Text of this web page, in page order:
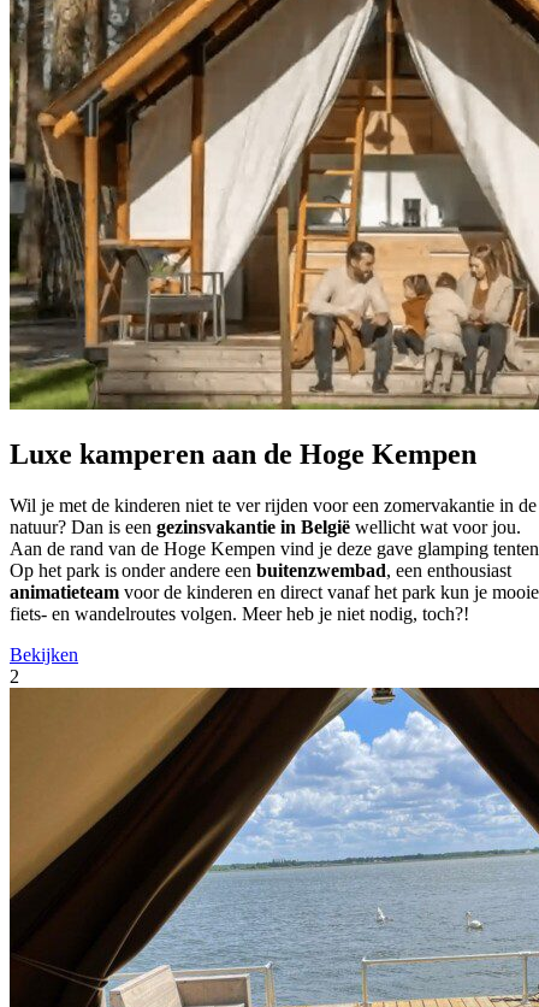
Luxe kamperen aan de Hoge Kempen
Wil je met de kinderen niet te ver rijden voor een zomervakantie in de
natuur? Dan is een gezinsvakantie in België wellicht wat voor jou.
Aan de rand van de Hoge Kempen vind je deze gave glamping
Op het park is onder andere een buitenzwembad, een enthousiast
animatieteam voor de kinderen en direct vanaf het park kun je mooie
fiets- en wandelroutes volgen. Meer heb je niet nodig, toch?!
Bekijken
2